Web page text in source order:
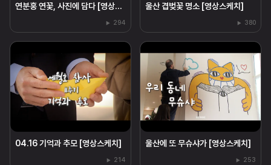
연분홍 연꽃, 사진에 담다 [영상스케치]
294
울산 겹벚꽃 명소 [영상스케치]
380
04.16 기억과 추모 [영상스케치]
214
울산에 또 무슈샤가 [영상스케치]
253